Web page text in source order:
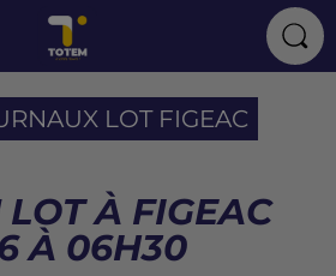
LOT FIGEAC
À FIGEAC
À 06H30